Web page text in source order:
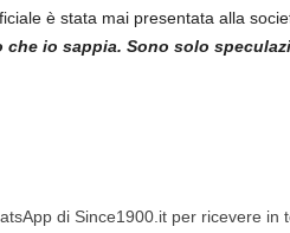
è stata mai presentata alla
che io sappia. Sono solo
di Since1900.it per ricevere in